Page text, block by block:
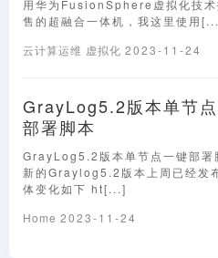
用华为FusionSphere虚拟化技术
售的超融合一体机，我这里使用
云计算运维 虚拟化 2023-11-24
GrayLog5.2版本单节
部署脚本
GrayLog5.2版本单节点一键部署
新的Graylog5.2版本上周已经发
体变化如下 ht[...]
Home 2023-11-24